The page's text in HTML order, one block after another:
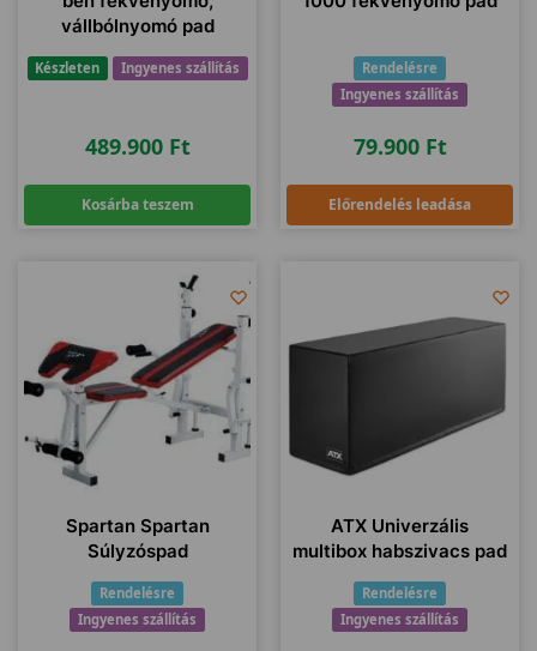
vállbólnyomó pad
Készleten Ingyenes szállítás
489.900 Ft
Kosárba teszem
Rendelésre
Ingyenes szállítás
79.900 Ft
Előrendelés leadása
Spartan Spartan
Súlyzóspad
Rendelésre
Ingyenes szállítás
ATX Univerzális
multibox habszivacs pad
Rendelésre
Ingyenes szállítás